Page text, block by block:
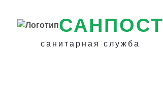
САНПОСТ
санитарная служба